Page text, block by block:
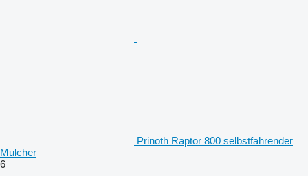
Prinoth Raptor 800 selbstfahrender
Mulcher
6